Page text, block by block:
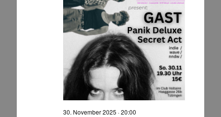
30. November 2025 · 20:00